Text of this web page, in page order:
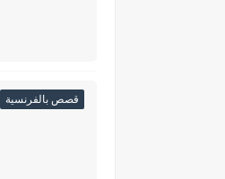
قصص بالفرنسية